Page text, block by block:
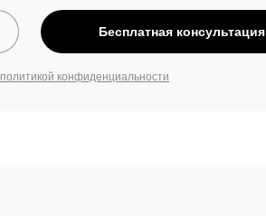
Бесплатная консультация
политикой конфиденциальности